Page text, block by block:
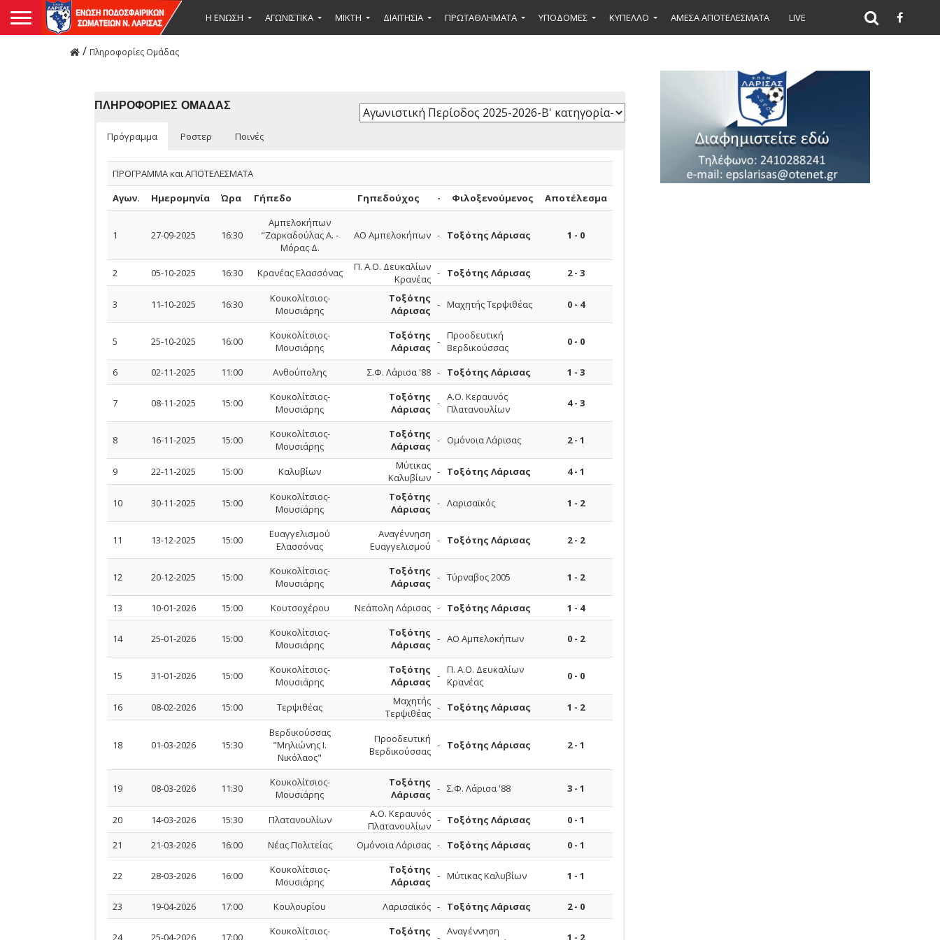
Η ΕΝΩΣΗ ΑΓΩΝΙΣΤΙΚΑ ΜΙΚΤΉ ΔΙΑΙΤΗΣΙΑ ΠΡΩΤΑΘΛΗΜΑΤΑ ΥΠΟΔΟΜΕΣ ΚΥΠΕΛΛΟ ΑΜΕΣΑ ΑΠΟΤΕΛΕΣΜΑΤΑ LIVE
/ Πληροφορίες Ομάδας
ΠΛΗΡΟΦΟΡΙΕΣ ΟΜΑΔΑΣ
Πρόγραμμα Ροστερ Ποινές
ΠΡΟΓΡΑΜΜΑ και ΑΠΟΤΕΛΕΣΜΑΤΑ
Αγων.
Ημερομηνία Ώρα Γήπεδο Γηπεδούχος - Φιλοξενούμενος Αποτέλεσμα
1 27-09-2025 16:30
Αμπελοκήπων
"Ζαρκαδούλας Α. -
Μόρας Δ.
ΑΟ Αμπελοκήπων - Τοξότης Λάρισας 1 - 0
2 05-10-2025 16:30 Κρανέας Ελασσόνας
Π. Α.Ο. Δευκαλίων
Κρανέας - Τοξότης Λάρισας 2 - 3
3 11-10-2025 16:30
Κουκολίτσιος-
Μουσιάρης
Τοξότης
Λάρισας - Μαχητής Τερψιθέας 0 - 4
5 25-10-2025 16:00
Κουκολίτσιος-
Μουσιάρης
Τοξότης
Λάρισας - Προοδευτική
Βερδικούσσας
0 - 0
6 02-11-2025 11:00 Ανθούπολης Σ.Φ. Λάρισα '88 - Τοξότης Λάρισας 1 - 3
7 08-11-2025 15:00
Κουκολίτσιος-
Μουσιάρης
Τοξότης
Λάρισας - Α.Ο. Κεραυνός
Πλατανουλίων
4 - 3
8 16-11-2025 15:00
Κουκολίτσιος-
Μουσιάρης
Τοξότης
Λάρισας - Ομόνοια Λάρισας 2 - 1
9 22-11-2025 15:00 Καλυβίων
Μύτικας
Καλυβίων - Τοξότης Λάρισας 4 - 1
10 30-11-2025 15:00
Κουκολίτσιος-
Μουσιάρης
Τοξότης
Λάρισας - Λαρισαϊκός 1 - 2
11 13-12-2025 15:00
Ευαγγελισμού
Ελασσόνας
Αναγέννηση
Ευαγγελισμού - Τοξότης Λάρισας 2 - 2
12 20-12-2025 15:00
Κουκολίτσιος-
Μουσιάρης
Τοξότης
Λάρισας - Τύρναβος 2005 1 - 2
13 10-01-2026 15:00 Κουτσοχέρου Νεάπολη Λάρισας - Τοξότης Λάρισας 1 - 4
14 25-01-2026 15:00
Κουκολίτσιος-
Μουσιάρης
Τοξότης
Λάρισας - ΑΟ Αμπελοκήπων 0 - 2
15 31-01-2026 15:00
Κουκολίτσιος-
Μουσιάρης
Τοξότης
Λάρισας - Π. Α.Ο. Δευκαλίων
Κρανέας
0 - 0
16 08-02-2026 15:00 Τερψιθέας
Μαχητής
Τερψιθέας - Τοξότης Λάρισας 1 - 2
18 01-03-2026 15:30
Βερδικούσσας
"Μηλιώνης Ι.
Νικόλαος"
Προοδευτική
Βερδικούσσας - Τοξότης Λάρισας 2 - 1
19 08-03-2026 11:30
Κουκολίτσιος-
Μουσιάρης
Τοξότης
Λάρισας - Σ.Φ. Λάρισα '88 3 - 1
20 14-03-2026 15:30 Πλατανουλίων
Α.Ο. Κεραυνός
Πλατανουλίων - Τοξότης Λάρισας
0 - 1
21
21-03-2026 16:00 Νέας Πολιτείας Ομόνοια Λάρισας - Τοξότης Λάρισας 0 - 1
22 28-03-2026 16:00
Κουκολίτσιος-
Μουσιάρης
Τοξότης
Λάρισας - Μύτικας Καλυβίων 1 - 1
23 19-04-2026 17:00 Κουλουρίου Λαρισαϊκός - Τοξότης Λάρισας 2 - 0
24 25-04-2026 17:00
Κουκολίτσιος-
Τοξότης - Αναγέννηση
1 - 2